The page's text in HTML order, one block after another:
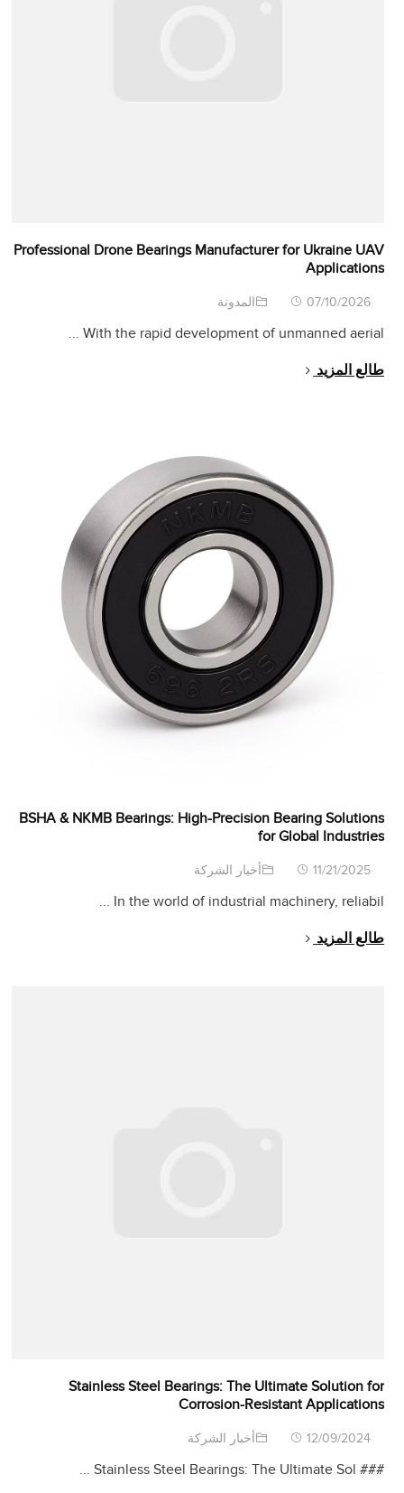
Professional Drone Bearings Manufacturer for Ukraine UAV
Applications
07/10/2026 المدونة
With the rapid development of unmanned aerial
...
طالع المزيد
BSHA & NKMB Bearings: High-Precision Bearing Solutions
for Global Industries
11/21/2025 أخبار الشركة
In the world of industrial machinery, reliabil
...
طالع المزيد
Stainless Steel Bearings:The Ultimate Solution for
Corrosion-Resistant Applications
12/09/2024 أخبار الشركة
###
Stainless Steel Bearings:The Ultimate Sol
...